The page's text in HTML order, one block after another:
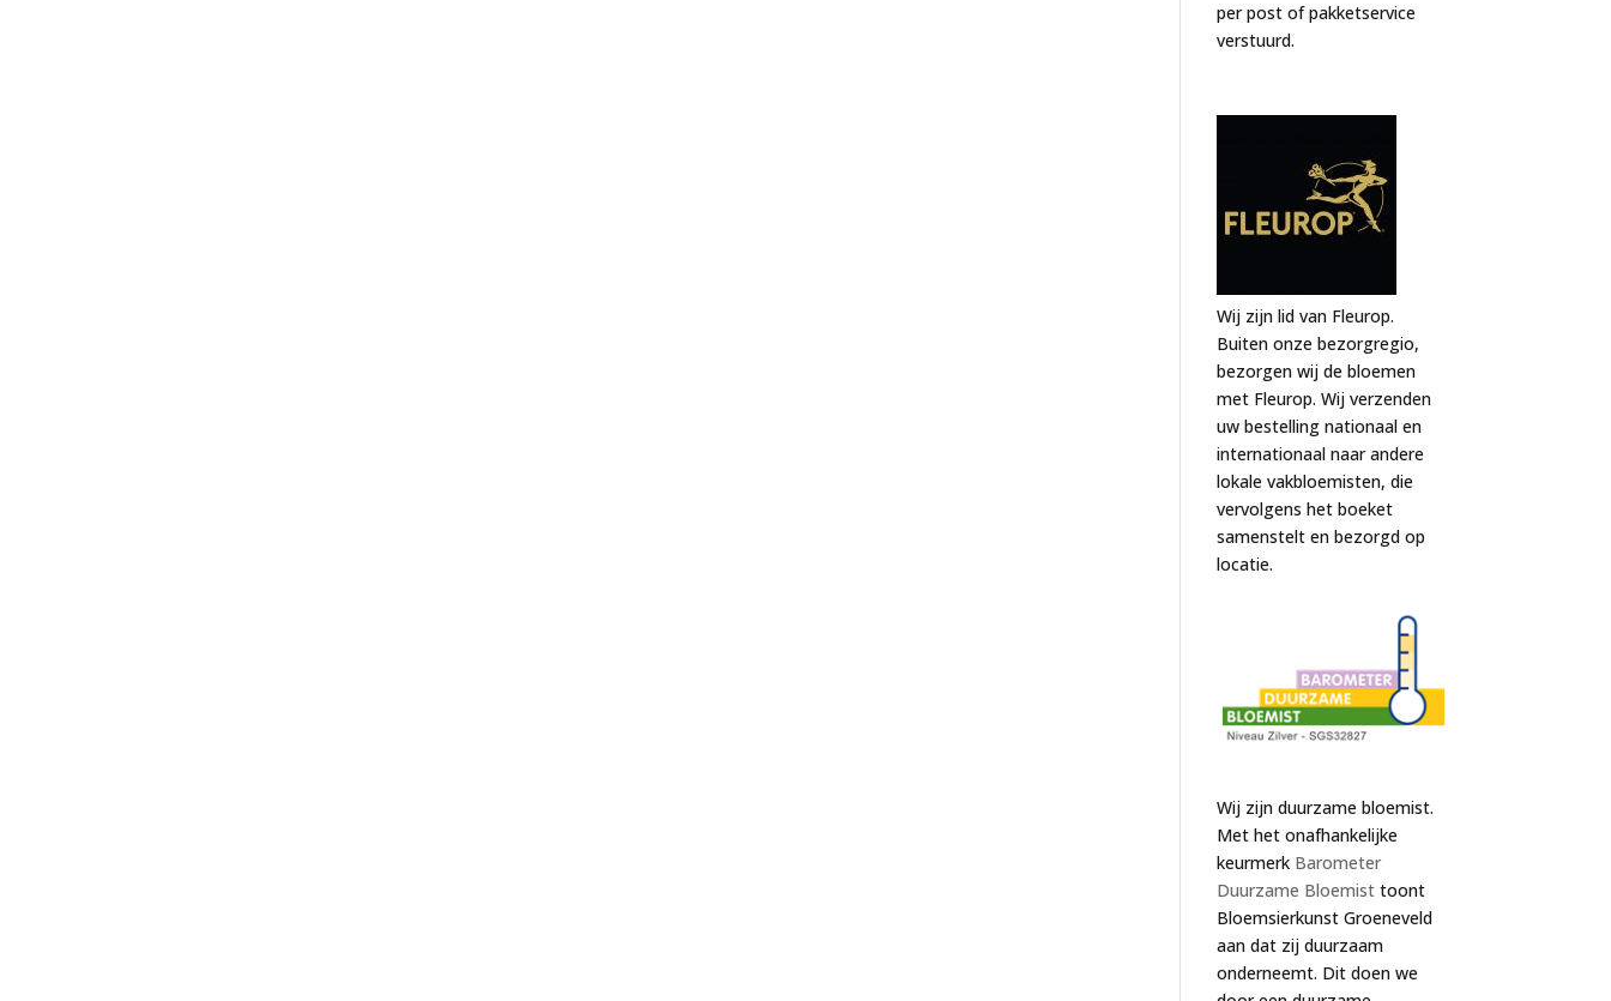
per post of pakketservice
verstuurd.
Wij zijn lid van Fleurop.
Buiten onze bezorgregio,
bezorgen wij de bloemen
met Fleurop. Wij verzenden
uw bestelling nationaal en
internationaal naar andere
lokale vakbloemisten, die
vervolgens het boeket
samenstelt en bezorgd op
locatie.
Wij zijn duurzame bloemist.
Met het onafhankelijke
keurmerk Barometer
Duurzame Bloemist toont
Bloemsierkunst Groeneveld
aan dat zij duurzaam
onderneemt. Dit doen we